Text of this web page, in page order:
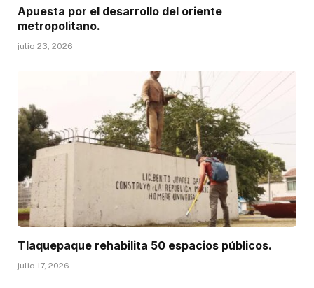
Apuesta por el desarrollo del oriente
metropolitano.
julio 23, 2026
Tlaquepaque rehabilita 50 espacios públicos.
julio 17, 2026